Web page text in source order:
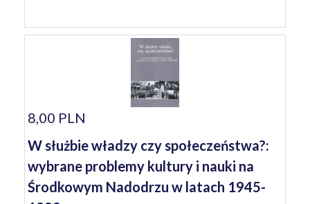
8,00 PLN
W służbie władzy czy społeczeństwa?:
wybrane problemy kultury i nauki na
Środkowym Nadodrzu w latach 1945-